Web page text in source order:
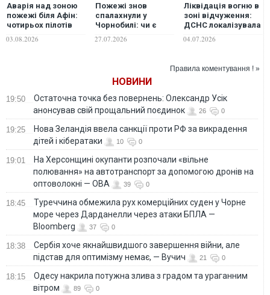
Аварія над зоною
пожежі біля Афін:
чотирьох пілотів
після зіткнення
03.08.2026
Пожежі знов
спалахнули у
Чорнобилі: чи є
радіаційного
27.07.2026
Ліквідація вогню в
зоні відчуження:
ДСНС локалізувала
займання
04.07.2026
Правила коментування ! »
НОВИНИ
19:50
Остаточна точка без повернень: Олександр Усік
анонсував свій прощальний поєдинок
26 0
19:25
Нова Зеландія ввела санкції проти РФ за викрадення
дітей і кібератаки
10 0
19:01
На Херсонщині окупанти розпочали «вільне
полювання» на автотранспорт за допомогою дронів на
оптоволокні — ОВА
39 0
18:45
Туреччина обмежила рух комерційних суден у Чорне
море через Дарданелли через атаки БПЛА —
Bloomberg
37 0
18:38
Сербія хоче якнайшвидшого завершення війни, але
підстав для оптимізму немає, — Вучич
21 0
18:15
Одесу накрила потужна злива з градом та ураганним
вітром
89 0